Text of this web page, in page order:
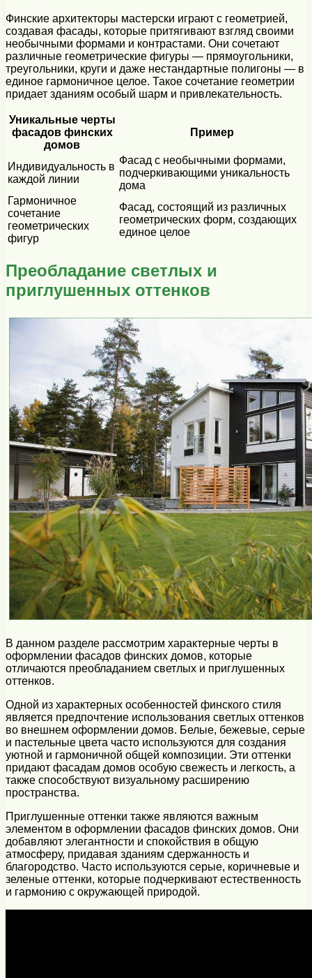
Финские архитекторы мастерски играют с геометрией,
создавая фасады, которые притягивают взгляд своими
необычными формами и контрастами. Они сочетают
различные геометрические фигуры — прямоугольники,
треугольники, круги и даже нестандартные полигоны — в
единое гармоничное целое. Такое сочетание геометрии
придает зданиям особый шарм и привлекательность.
Уникальные черты
фасадов финских
домов
Пример
Индивидуальность в
каждой линии
Фасад с необычными формами,
подчеркивающими уникальность
дома
Гармоничное
сочетание
геометрических
фигур
Фасад, состоящий из различных
геометрических форм, создающих
единое целое
Преобладание светлых и
приглушенных оттенков
В данном разделе рассмотрим характерные черты в
оформлении фасадов финских домов, которые
отличаются преобладанием светлых и приглушенных
оттенков.
Одной из характерных особенностей финского стиля
является предпочтение использования светлых оттенков
во внешнем оформлении домов. Белые, бежевые, серые
и пастельные цвета часто используются для создания
уютной и гармоничной общей композиции. Эти оттенки
придают фасадам домов особую свежесть и легкость, а
также способствуют визуальному расширению
пространства.
Приглушенные оттенки также являются важным
элементом в оформлении фасадов финских домов. Они
добавляют элегантности и спокойствия в общую
атмосферу, придавая зданиям сдержанность и
благородство. Часто используются серые, коричневые и
зеленые оттенки, которые подчеркивают естественность
и гармонию с окружающей природой.